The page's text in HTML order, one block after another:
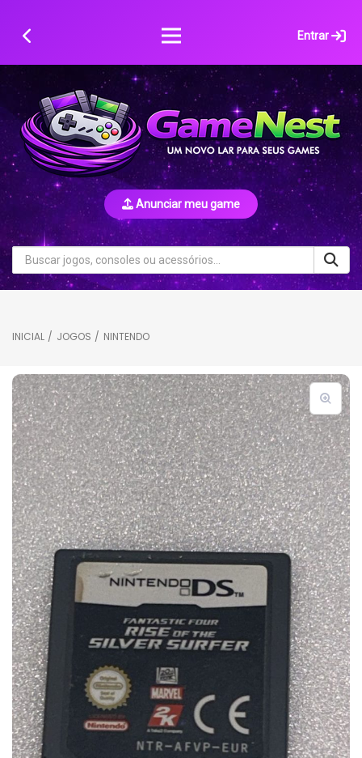
Entrar
Anunciar meu game
INICIAL / JOGOS / NINTENDO